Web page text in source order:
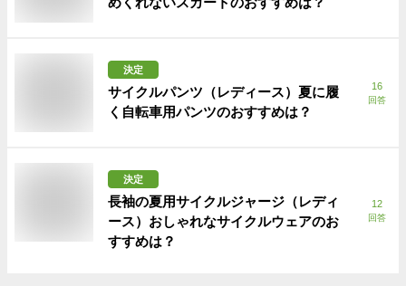
決定
サイクルパンツ（レディース）夏に履
く自転車用パンツのおすすめは？
16
回答
決定
長袖の夏用サイクルジャージ（レディ
ース）おしゃれなサイクルウェアのお
すすめは？
12
回答